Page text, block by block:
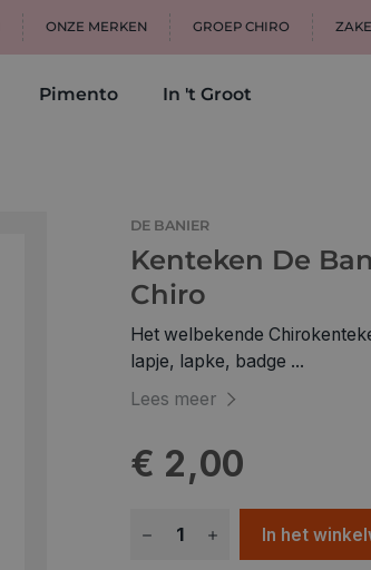
ONZE MERKEN GROEP CHIRO
Pimento In 't Groot
DE BANIER
Kenteken De
Chiro
Het welbekende
lapje, lapke, badge ...
Lees meer
€ 2,00
In het